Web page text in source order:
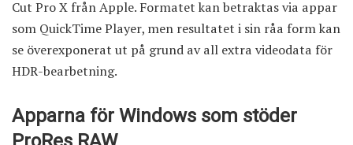
Cut Pro X från Apple. Formatet kan betraktas via appar
som QuickTime Player, men resultatet i sin råa form kan
se överexponerat ut på grund av all extra videodata för
HDR-bearbetning.
Apparna för Windows som stöder